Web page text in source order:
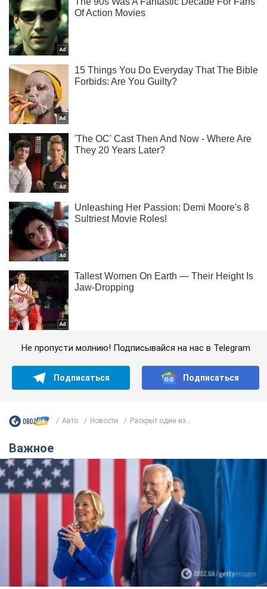
Не пропусти молнию! Подписывайся на нас в Telegram
Подписаться Подписаться
Авто Новости Раскрыт один из...
Важное